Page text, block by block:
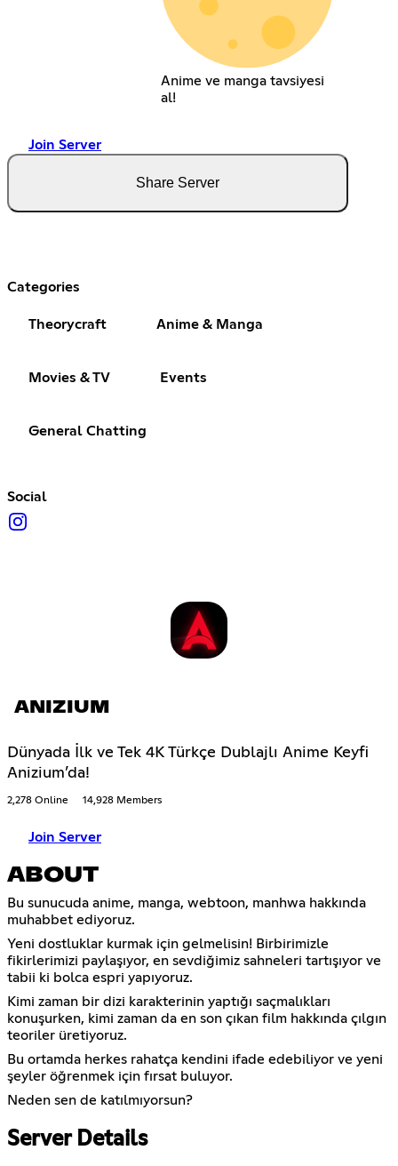
Anime ve manga tavsiyesi
al!
Join Server
Share Server
Categories
Theorycraft Anime & Manga
Movies & TV Events
General Chatting
Social
ANIZIUM
Dünyada İlk ve Tek 4K Türkçe Dublajlı Anime Keyfi
Anizium’da!
2,278 Online 14,928 Members
Join Server
ABOUT
Bu sunucuda anime, manga, webtoon, manhwa hakkında
muhabbet ediyoruz.
Yeni dostluklar kurmak için gelmelisin! Birbirimizle
fikirlerimizi paylaşıyor, en sevdiğimiz sahneleri tartışıyor ve
tabii ki bolca espri yapıyoruz.
Kimi zaman bir dizi karakterinin yaptığı saçmalıkları
konuşurken, kimi zaman da en son çıkan film hakkında çılgın
teoriler üretiyoruz.
Bu ortamda herkes rahatça kendini ifade edebiliyor ve yeni
şeyler öğrenmek için fırsat buluyor.
Neden sen de katılmıyorsun?
Server Details